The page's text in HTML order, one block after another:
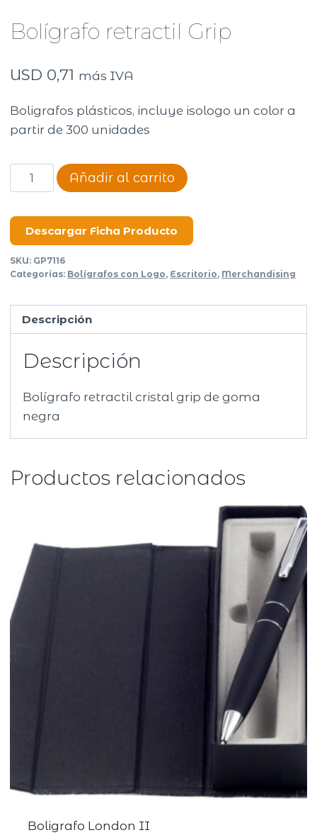
Bolígrafo retractil Grip
USD 0,71 más IVA
Boligrafos plásticos, incluye isologo un color a
partir de 300 unidades
Bolígrafo
retractil
cantidad
Añadir al carrito
Descargar Ficha Producto
SKU: GP7116
Categorías: Bolígrafos con Logo, Escritorio, Merchandising
Descripción
Descripción
Bolígrafo retractil cristal grip de goma
negra
Productos relacionados
Boligrafo London II